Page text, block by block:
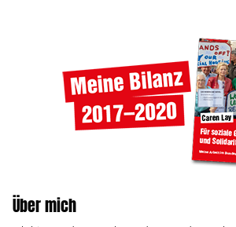
Über mich